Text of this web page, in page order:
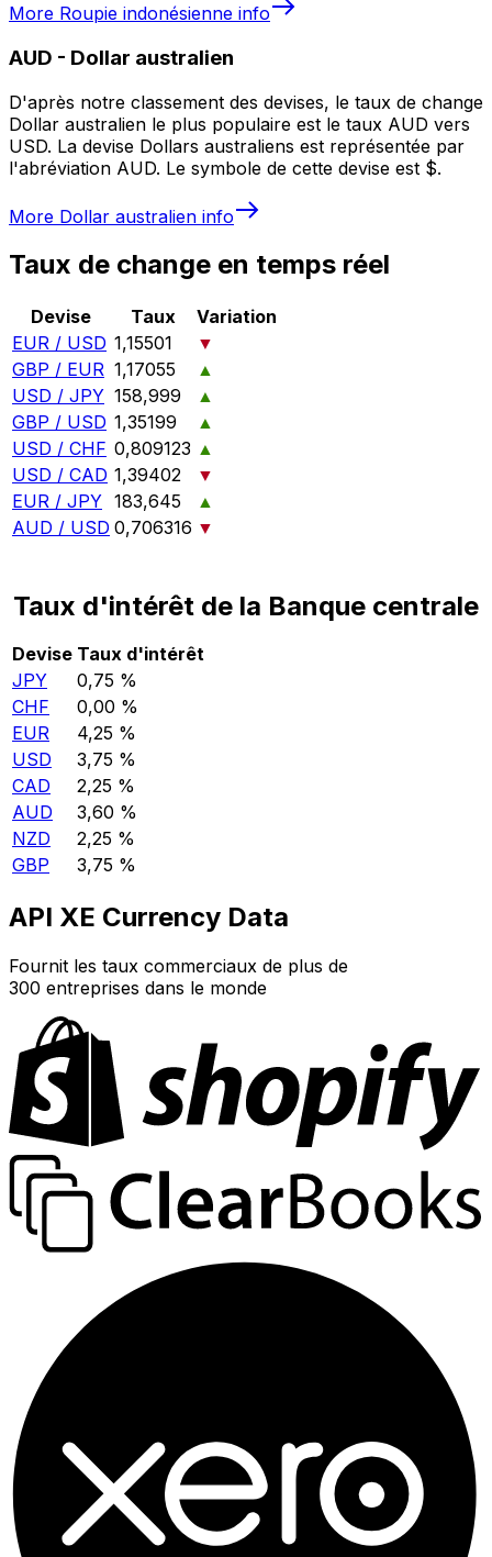
More Roupie indonésienne info
AUD - Dollar australien
D'après notre classement des devises, le taux de change
Dollar australien le plus populaire est le taux AUD vers
USD. La devise Dollars australiens est représentée par
l'abréviation AUD. Le symbole de cette devise est $.
More Dollar australien info
Taux de change en temps réel
Devise Taux
Variation
EUR / USD 1,15501
▼
GBP / EUR 1,17055
▲
USD / JPY 158,999
▲
GBP / USD 1,35199
▲
USD / CHF 0,809123 ▲
USD / CAD 1,39402
▼
EUR / JPY 183,645
▲
AUD / USD 0,706316 ▼
Taux d'intérêt de la Banque centrale
Devise Taux d'intérêt
JPY
0,75 %
CHF
0,00 %
EUR
4,25 %
USD
3,75 %
CAD
2,25 %
AUD
3,60 %
NZD
2,25 %
GBP
3,75 %
API XE Currency Data
Fournit les taux commerciaux de plus de
300 entreprises dans le monde